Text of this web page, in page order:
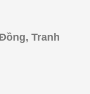
Tranh